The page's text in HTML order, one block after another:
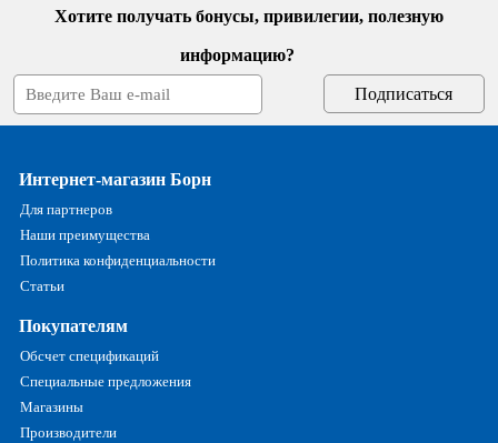
Хотите получать бонусы, привилегии, полезную
информацию?
Интернет-магазин Борн
Для партнеров
Наши преимущества
Политика конфиденциальности
Статьи
Покупателям
Обсчет спецификаций
Специальные предложения
Магазины
Производители